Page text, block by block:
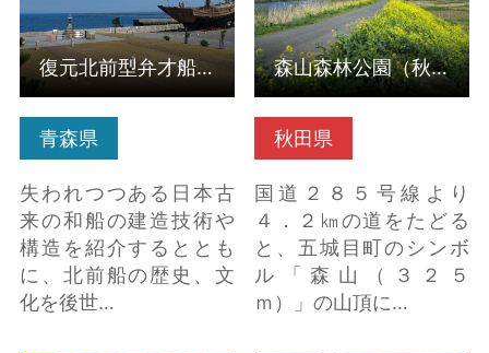
青森県
失われつつある日本古
来の和船の建造技術や
構造を紹介するととも
に、北前船の歴史、文
化を後世…
復元北前型弁才船「みちのく丸」
秋田県
国道２８５号線より
４．２㎞の道をたどる
と、五城目町のシンボ
ル「森山（３２５
ｍ）」の山頂に…
森山森林公園（秋田県五城目町）